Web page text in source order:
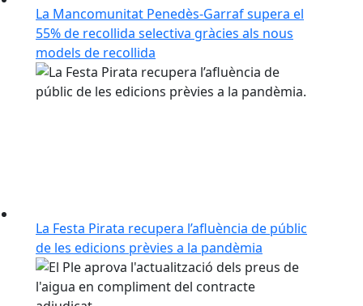
La Mancomunitat Penedès-Garraf supera el
55% de recollida selectiva gràcies als nous
models de recollida
La Festa Pirata recupera l’afluència de públic
de les edicions prèvies a la pandèmia